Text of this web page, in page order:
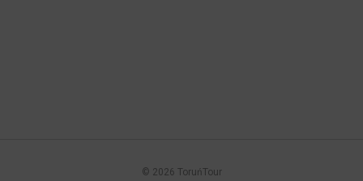
© 2026 ToruńTour